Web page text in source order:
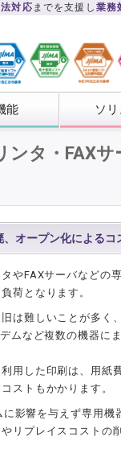
対応 までを支援し 業務
能 ソ
ンタ・FAX
オープン化によるコ
やFAXサーバなどの
荷となります。
は難しいことが多く
ムなど複数の機器に
用した印刷は、用
ストもかかります。
影響を与えず専用
リプレイスコストの